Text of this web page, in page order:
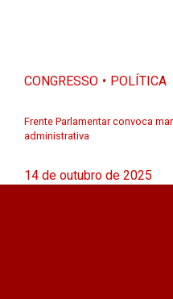
CONGRESSO POLÍTICA
Frente Parlamentar convoca
administrativa
14 de outubro de 2025